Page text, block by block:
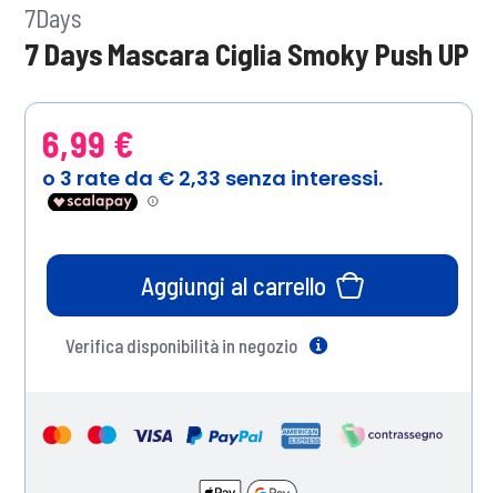
7Days
7 Days Mascara Ciglia Smoky Push UP
6,99 €
Aggiungi al carrello
Verifica disponibilità in negozio